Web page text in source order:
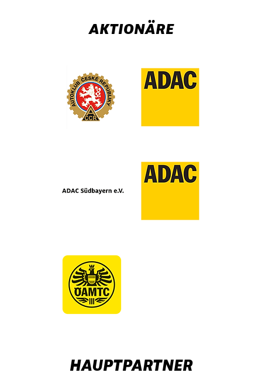
AKTIONÄRE
HAUPTPARTNER